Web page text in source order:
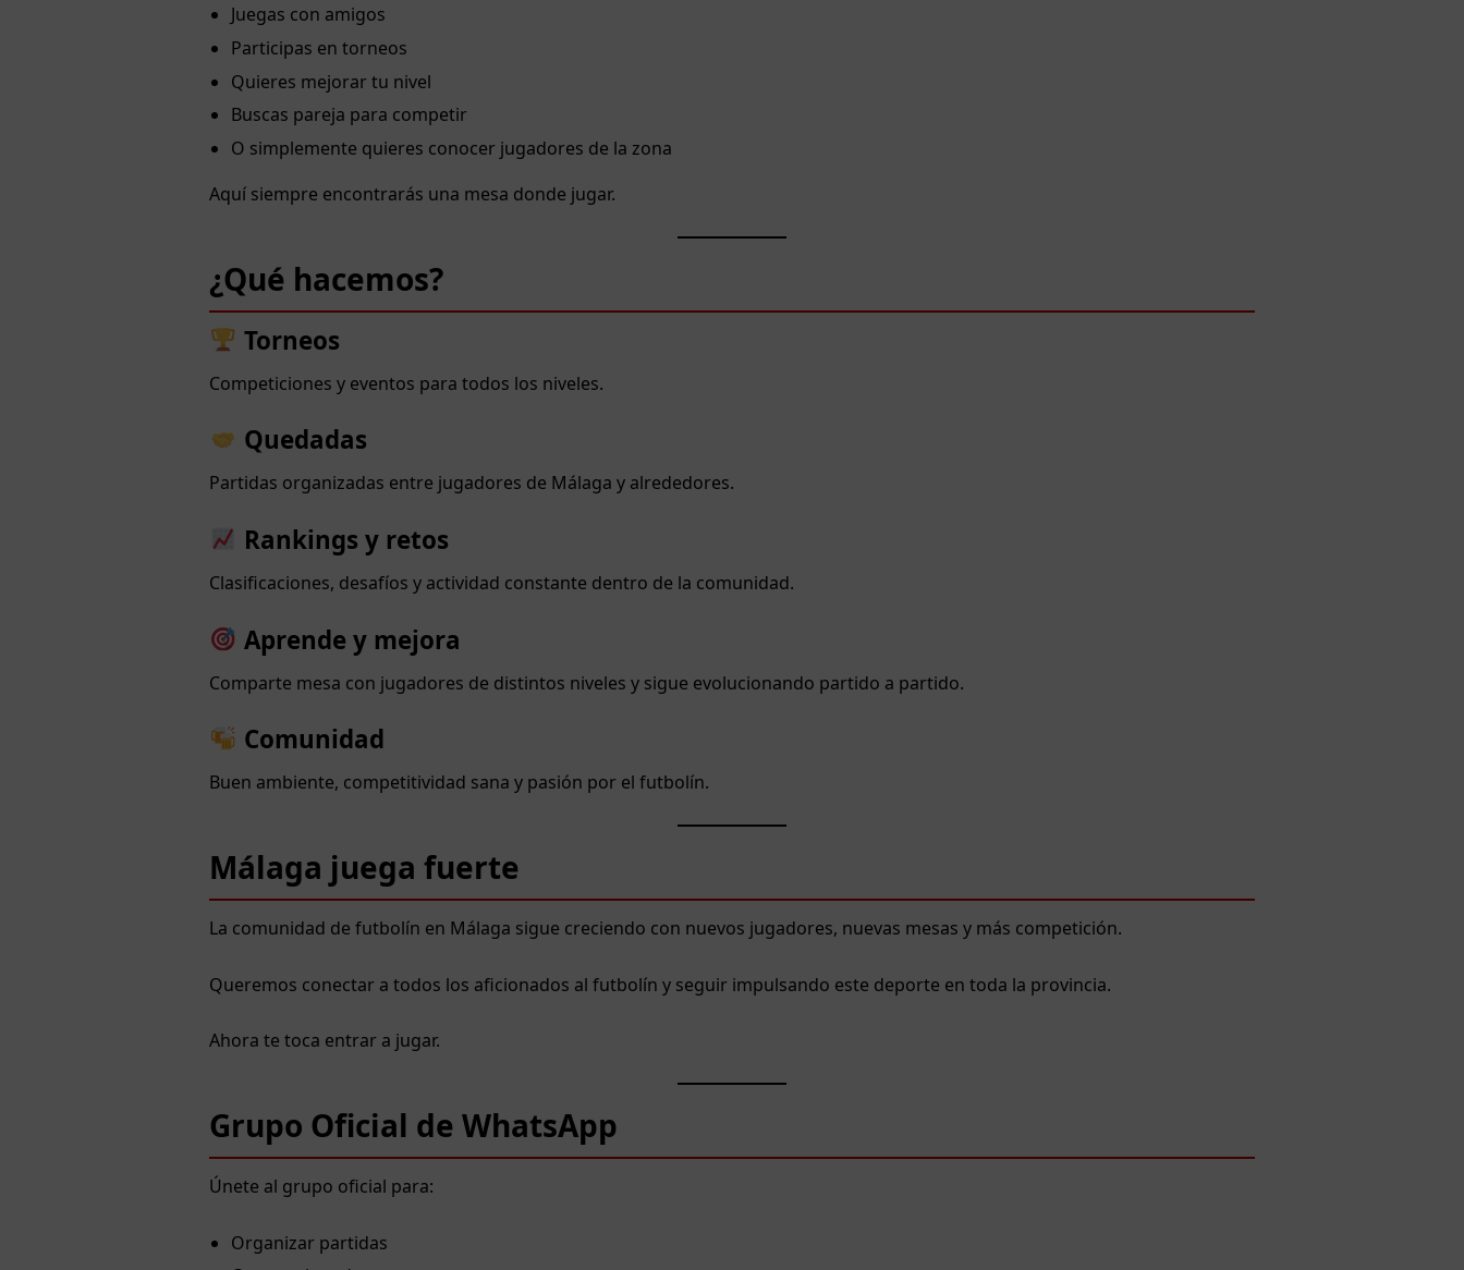
Juegas con amigos
Participas en torneos
Quieres mejorar tu nivel
Buscas pareja para competir
O simplemente quieres conocer jugadores de la zona
Aquí siempre encontrarás una mesa donde jugar.
¿Qué hacemos?
Torneos
Competiciones y eventos para todos los niveles.
Quedadas
Partidas organizadas entre jugadores de Málaga y alrededores.
Rankings y retos
Clasificaciones, desafíos y actividad constante dentro de la comunidad.
Aprende y mejora
Comparte mesa con jugadores de distintos niveles y sigue evolucionando partido a partido.
Comunidad
Buen ambiente, competitividad sana y pasión por el futbolín.
Málaga juega fuerte
La comunidad de futbolín en Málaga sigue creciendo con nuevos jugadores, nuevas mesas y más competición.
Queremos conectar a todos los aficionados al futbolín y seguir impulsando este deporte en toda la provincia.
Ahora te toca entrar a jugar.
Grupo Oficial de WhatsApp
Únete al grupo oficial para:
Organizar partidas